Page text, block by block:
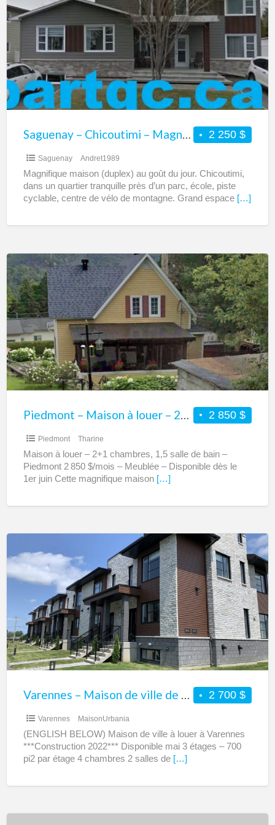
Chicoutimi
Magnifique
maison
type
duplex
à
louer
Très
grand
2 250 $
Saguenay – Chicoutimi – Magnifique maison type duplex à louer – Très grand
Saguenay Andret1989
Magnifique maison (duplex) au goût du jour. Chicoutimi,
dans un quartier tranquille près d’un parc, école, piste
cyclable, centre de vélo de montagne. Grand espace […]
Piedmont
–
Maison
à
louer
–
2+1
chambres
–
bain
2 850 $
Piedmont – Maison à louer – 2+1 chambres – 1,5 salle de bain
Piedmont Tharine
Maison à louer – 2+1 chambres, 1,5 salle de bain –
Piedmont 2 850 $/mois – Meublée – Disponible dès le
1er juin Cette magnifique maison […]
–
Maison
de
4
chambres
à
louer
2 700 $
Varennes – Maison de ville de 4 chambres à louer
Varennes MaisonUrbania
(ENGLISH BELOW) Maison de ville à louer à Varennes
***Construction 2022*** Disponible mai 3 étages – 700
pi2 par étage 4 chambres 2 salles de […]